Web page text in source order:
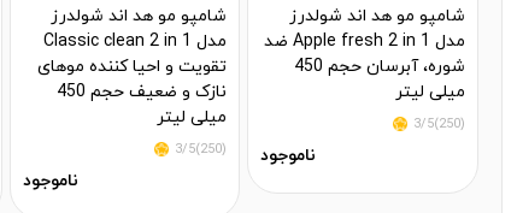
شامپو مو هد اند شولدرز
مدل Apple fresh 2 in 1 ضد
شوره، آبرسان حجم 450
میلی لیتر
(250)3/5
ناموجود
شامپو مو هد اند شولدرز
مدل Classic clean 2 in 1
تقویت و احیا کننده موهای
نازک و ضعیف حجم 450
میلی لیتر
(250)3/5
ناموجود